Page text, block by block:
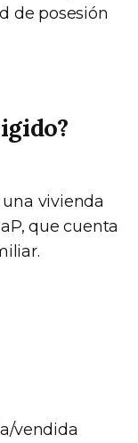
de posesión
vivienda
que cuenta
vendida